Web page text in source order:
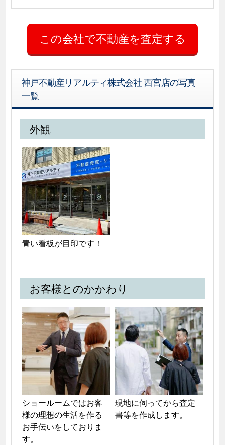
神戸不動産リアルティ株式会社 西宮店の写真
一覧
外観
青い看板が目印です！
お客様とのかかわり
ショールームではお客
様の理想の生活を作る
お手伝いをしておりま
す。
現地に伺ってから査定
書等を作成します。